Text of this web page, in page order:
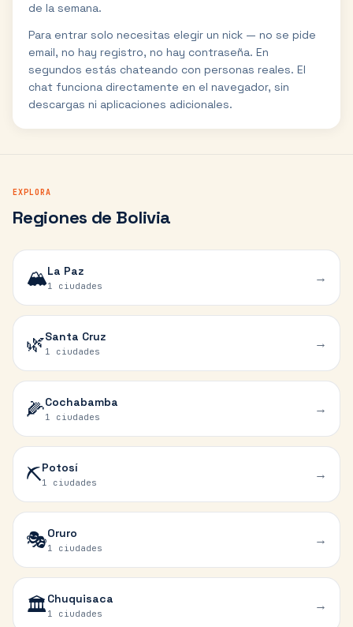
de la semana.
Para entrar solo necesitas elegir un nick — no se pide
email, no hay registro, no hay contraseña. En
segundos estás chateando con personas reales. El
chat funciona directamente en el navegador, sin
descargas ni aplicaciones adicionales.
EXPLORA
Regiones de Bolivia
🏔️La Paz
1 ciudades
→
🌿Santa Cruz
1 ciudades
→
🌽Cochabamba
1 ciudades
→
⛏️Potosí
1 ciudades
→
🎭Oruro
1 ciudades
→
🏛️Chuquisaca
1 ciudades
→